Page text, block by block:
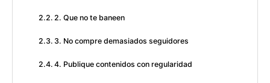
2. Que no te baneen
3. No compre demasiados seguidores
4. Publique contenidos con regularidad